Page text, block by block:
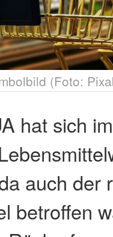
(Foto:
hat sich
auch der
betroffen